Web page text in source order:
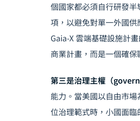
個國家都必須自行研發
項，以避免對單一外國
Gaia-X 雲端基礎設施計
商業計畫，而是一個確
第三是治理主權（
能力。當美國以自由市
位治理範式時，小國面